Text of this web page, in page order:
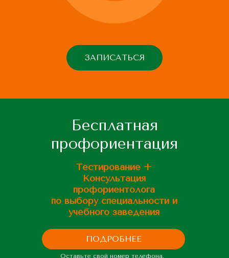
ЗАПИСАТЬСЯ
Бесплатная
профориентация
Тестирование +
Консультация
профориентолога
по выбору специальности и
учебного заведения
Оставьте свой номер телефона,
ПОДРОБНЕЕ